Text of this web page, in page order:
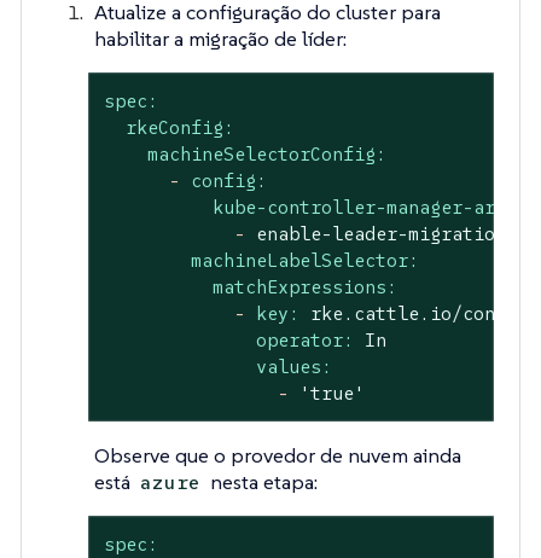
Atualize a configuração do cluster para
habilitar a migração de líder:
spec:
rkeConfig:
machineSelectorConfig:
-
config:
kube-controller-manager-arg:
-
enable-leader-migration
machineLabelSelector:
matchExpressions:
-
key:
rke.cattle.io/
operator:
In
values:
-
'true'
Observe que o provedor de nuvem ainda
está azure nesta etapa:
spec: